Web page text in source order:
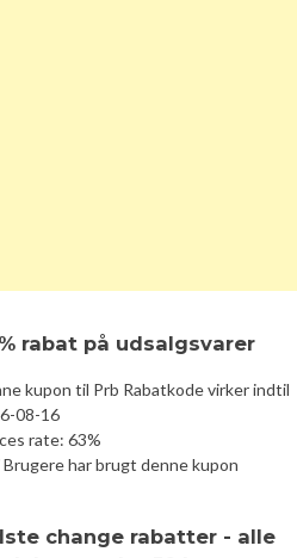
rabat på udsalgsvarer
kupon til Prb Rabatkode virker indtil
08-16
rate: 63%
Brugere har brugt denne kupon
change rabatter - alle